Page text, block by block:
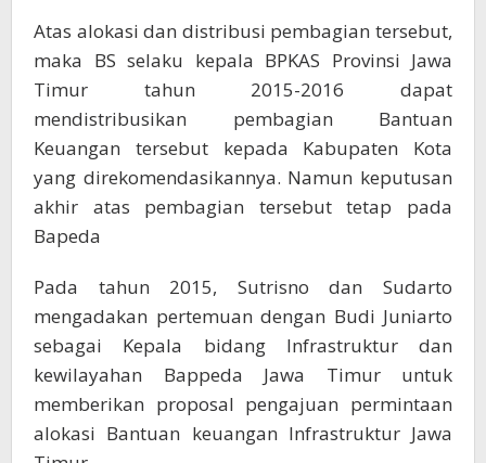
Atas alokasi dan distribusi pembagian tersebut,
maka BS selaku kepala BPKAS Provinsi Jawa
Timur tahun 2015-2016 dapat
mendistribusikan pembagian Bantuan
Keuangan tersebut kepada Kabupaten Kota
yang direkomendasikannya. Namun keputusan
akhir atas pembagian tersebut tetap pada
Bapeda
Pada tahun 2015, Sutrisno dan Sudarto
mengadakan pertemuan dengan Budi Juniarto
sebagai Kepala bidang Infrastruktur dan
kewilayahan Bappeda Jawa Timur untuk
memberikan proposal pengajuan permintaan
alokasi Bantuan keuangan Infrastruktur Jawa